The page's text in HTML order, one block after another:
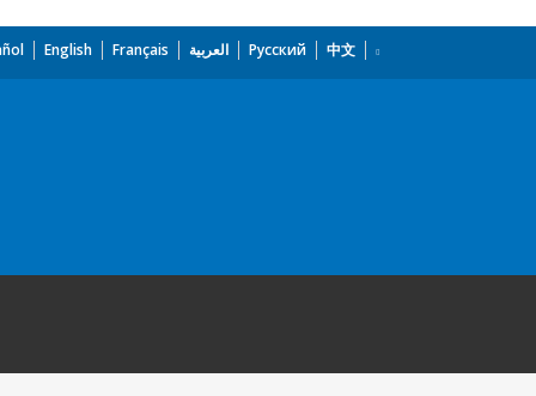
English Français العربية Русский 中文